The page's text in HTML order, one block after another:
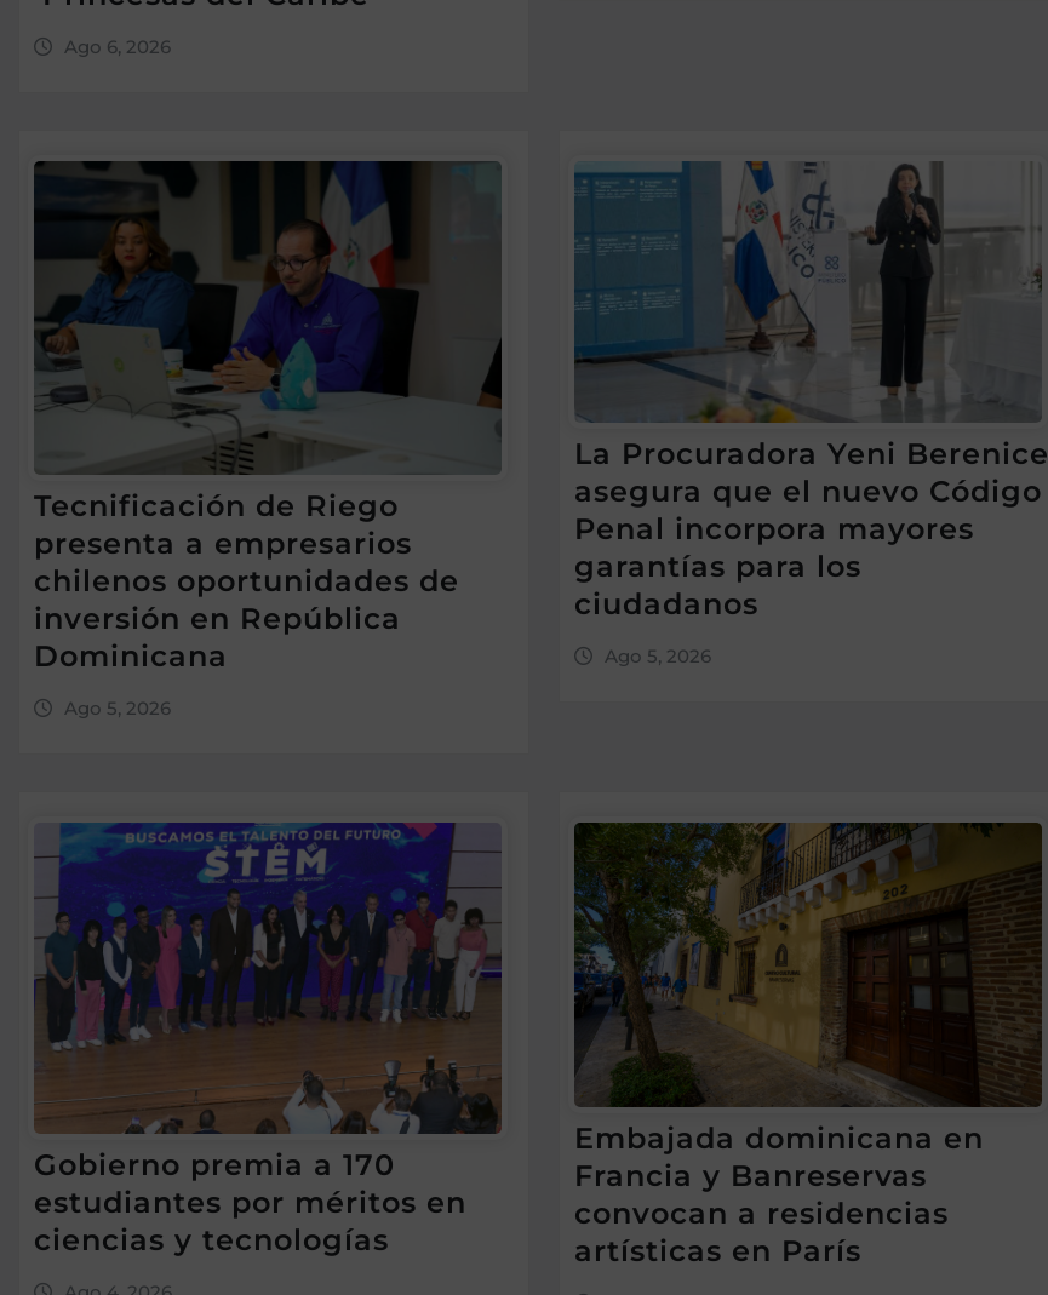
Ago 6, 2026
Tecnificación de Riego
presenta a empresarios
chilenos oportunidades de
inversión en República
Dominicana
Ago 5, 2026
La Procuradora Yeni Berenice
asegura que el nuevo Código
Penal incorpora mayores
garantías para los
ciudadanos
Ago 5, 2026
Gobierno premia a 170
estudiantes por méritos en
ciencias y tecnologías
Embajada dominicana en
Francia y Banreservas
convocan a residencias
artísticas en París